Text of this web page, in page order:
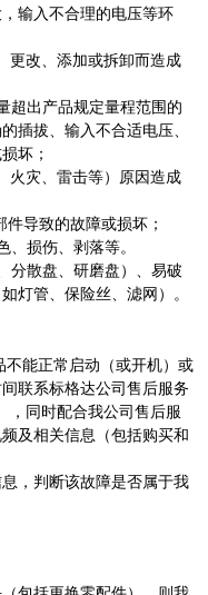
输入不合理的电压等环
更改、添加或拆卸而造成
超出产品规定量程范围的
插拔、输入不合适电压、
坏；
火灾、雷击等）原因造成
导致的故障或损坏；
损伤、剥落等。
分散盘、研磨盘）、易破
灯管、保险丝、滤网）。
不能正常启动（或开机）或
联系标格达公司售后服务
，同时配合我公司售后服
及相关信息（包括购买和
，判断该故障是否属于我